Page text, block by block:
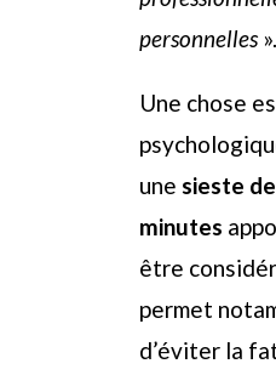
personnelles ».
Une chose
une sieste
minutes
être
permet
d’éviter la